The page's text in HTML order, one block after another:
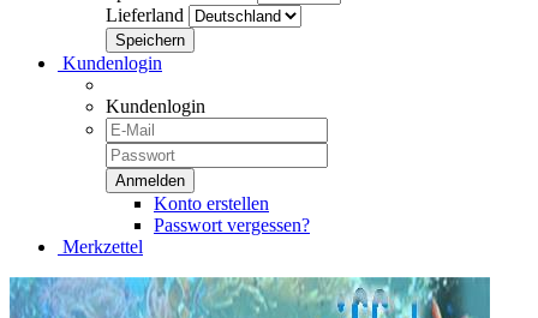
Lieferland
Kundenlogin
Kundenlogin
Konto erstellen
Passwort vergessen?
Merkzettel